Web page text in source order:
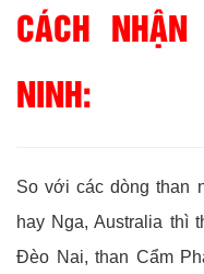
CÁCH
NINH:
So với các dòng than
hay Nga, Australia thì
Đèo Nai, than Cẩm